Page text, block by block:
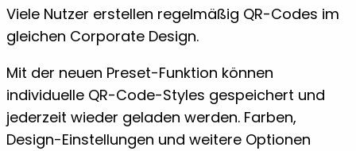
Viele Nutzer erstellen regelmäßig QR-Codes im
gleichen Corporate Design.
Mit der neuen Preset-Funktion können
individuelle QR-Code-Styles gespeichert und
jederzeit wieder geladen werden. Farben,
Design-Einstellungen und weitere Optionen